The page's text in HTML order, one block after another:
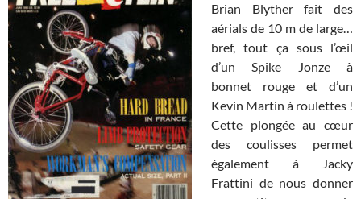
Brian Blyther fait des
aérials de 10 m de large…
bref, tout ça sous l’œil
d’un Spike Jonze à
bonnet rouge et d’un
Kevin Martin à roulettes !
Cette plongée au cœur
des coulisses permet
également à Jacky
Frattini de nous donner